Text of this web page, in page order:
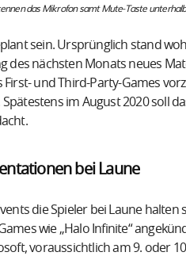
das Mikrofon samt Mute-Taste
sein. Ursprünglich stand
des nächsten Monats neues
und Third-Party-Games
im August 2020 soll
bei Laune
die Spieler bei Laune halten
wie „Halo Infinite“
voraussichtlich am 9. oder